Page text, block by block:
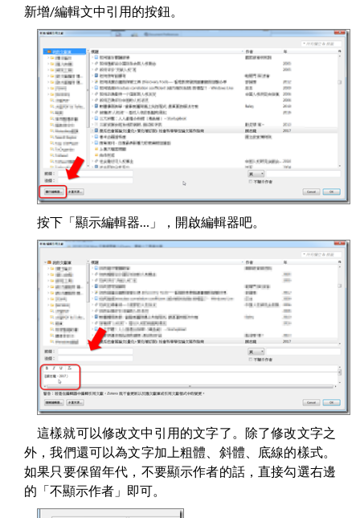
新增/編輯文中引用的按鈕。
按下「顯示編輯器…」，開啟編輯器吧。
這樣就可以修改文中引用的文字了。除了修改文字之
外，我們還可以為文字加上粗體、斜體、底線的樣式。
如果只要保留年代，不要顯示作者的話，直接勾選右邊
的「不顯示作者」即可。